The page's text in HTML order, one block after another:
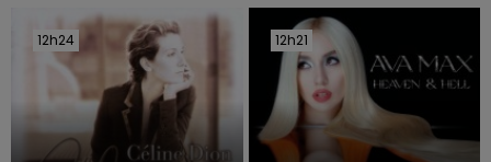
12h24
12h24 12h21
12h21